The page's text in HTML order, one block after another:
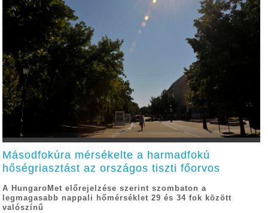
Másodfokúra mérsékelte a harmadfokú
hőségriasztást az országos tiszti főorvos
A HungaroMet előrejelzése szerint szombaton a
legmagasabb nappali hőmérséklet 29 és 34 fok között
valószínű